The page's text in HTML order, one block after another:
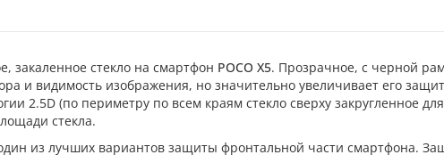
закаленное стекло на смартфон POCO X5. Прозрачное, с черной
и видимость изображения, но значительно увеличивает его
2.5D (по периметру по всем краям стекло сверху закругленное
стекла.
из лучших вариантов защиты фронтальной части смартфона.